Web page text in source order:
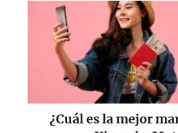
¿Cuál es la mejor